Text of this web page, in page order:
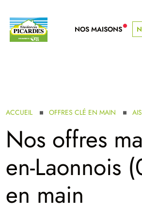
NOS MAISONS
ACCUEIL OFFRES CLÉ EN MAIN
Nos offres
en-Laonnois
en main